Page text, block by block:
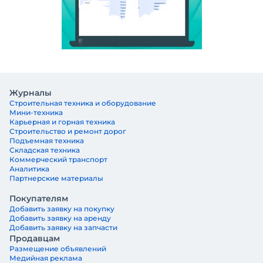
Журналы
Строительная техника и оборудование
Мини-техника
Карьерная и горная техника
Строительство и ремонт дорог
Подъемная техника
Складская техника
Коммерческий транспорт
Аналитика
Партнерские материалы
Покупателям
Добавить заявку на покупку
Добавить заявку на аренду
Добавить заявку на запчасти
Продавцам
Размещение объявлений
Медийная реклама